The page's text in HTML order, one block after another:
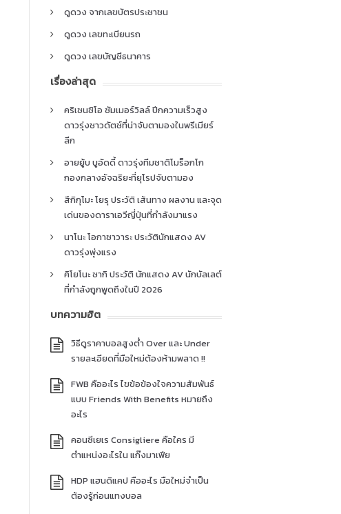
ดูดวง จากเลขบัตรประชาชน
ดูดวง เลขทะเบียนรถ
ดูดวง เลขบัญชีธนาคาร
เรื่องล่าสุด
คริเซนซิโอ ซัมเมอร์วิลล์ ปีกความเร็วสูง
ดาวรุ่งชาวดัตช์ที่น่าจับตามองในพรีเมียร์
ลีก
อายยู้บ บูอัดดี้ ดาวรุ่งทีมชาติโมร็อกโก
กองกลางอัจฉริยะที่ยุโรปจับตามอง
สึกิกุโมะ โยรุ ประวัติ เส้นทาง ผลงาน และจุด
เด่นของดาราเอวีญี่ปุ่นที่กำลังมาแรง
นาโนะ โอกาซาวาระ ประวัตินักแสดง AV
ดาวรุ่งพุ่งแรง
คิโยโนะ ซากิ ประวัติ นักแสดง AV นักบัลเลต์
ที่กำลังถูกพูดถึงในปี 2026
บทความฮิต
วิธีดูราคาบอลสูงต่ำ Over และ Under
รายละเอียดที่มือใหม่ต้องห้ามพลาด !!
FWB คืออะไร ไขข้อข้องใจความสัมพันธ์
แบบ Friends With Benefits หมายถึง
อะไร
คอนซีเยเร Consigliere คือใคร มี
ตำแหน่งอะไรใน แก๊งมาเฟีย
HDP แฮนดิแคป คืออะไร มือใหม่จำเป็น
ต้องรู้ก่อนแทงบอล